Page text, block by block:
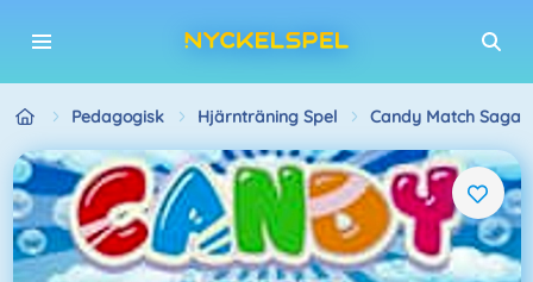
Pedagogisk Hjärnträning Spel Candy Match Saga